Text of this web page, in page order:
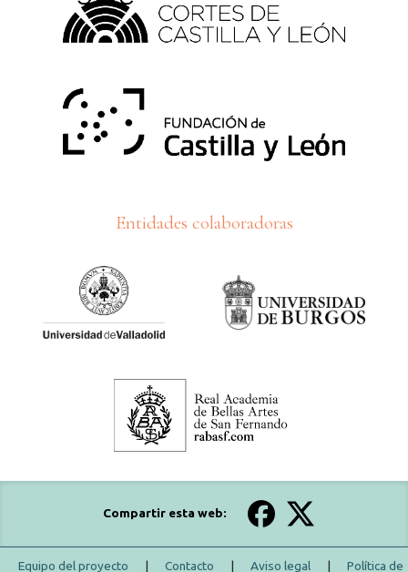
Entidades colaboradoras
Compartir esta web:
Equipo del proyecto | Contacto | Aviso legal | Política de